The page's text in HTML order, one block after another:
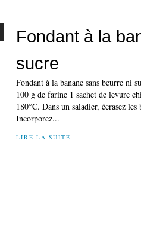
Fondant à la
sucre
Fondant à la banane sans beurre ni
100 g de farine 1 sachet de levure
180°C. Dans un saladier, écrasez
Incorporez...
LIRE LA SUITE